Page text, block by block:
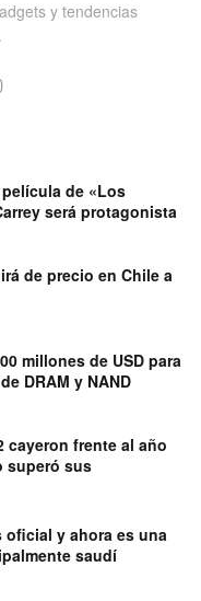
y tendencias
de «Los
será protagonista
de precio en Chile a
millones de USD para
DRAM y NAND
cayeron frente al año
superó sus
oficial y ahora es una
saudí